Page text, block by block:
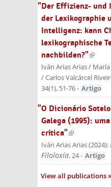
"Der Effizienz-
der Lexikographie
Intelligenz: kann
lexikographische
nachbilden?"(link is
Iván Arias Arias /
/ Carlos Valcárcel
34(1), 51-76- Artigo
"O Dicionário
Galega (1995):
crítica"(link is
Iván Arias Arias(2024):
Filoloxía, 24- Artigo
View all publications